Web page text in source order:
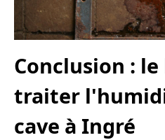
Conclusion :
traiter
cave à Ingré